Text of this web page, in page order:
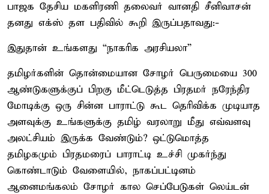
பாஜக தேசிய மகளிரணி தலைவர் வானதி சீனிவாசன்
தனது எக்ஸ் தள பதிவில் கூறி இருப்பதாவது:-
இதுதான் உங்களது “நாகரிக அரசியலா”
தமிழர்களின் தொன்மையான சோழர் பெருமையை 300
ஆண்டுகளுக்குப் பிறகு மீட்டெடுத்த பிரதமர் நரேந்திர
மோடிக்கு ஒரு சின்ன பாராட்டு கூட தெரிவிக்க முடியாத
அளவுக்கு உங்களுக்கு தமிழ் வரலாறு மீது எவ்வளவு
அலட்சியம் இருக்க வேண்டும்? ஒட்டுமொத்த
தமிழகமும் பிரதமரைப் பாராட்டி உச்சி முகர்ந்து
கொண்டாடும் வேளையில், நாகப்பட்டினம்
ஆனைமங்கலம் சோழர் கால செப்பேடுகள் லெய்டன்